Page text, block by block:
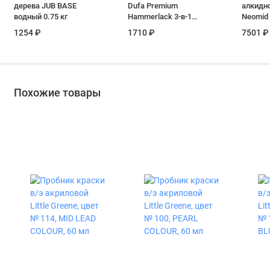
дерева JUB BASE
водный 0.75 кг
1254 ₽
Dufa Premium
Hammerlack 3-в-1
вишня 0,75 л
1710 ₽
Neomid
7501 ₽
Похожие товары